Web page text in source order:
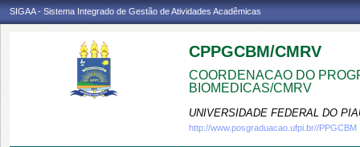
SIGAA - Sistema Integrado de Gestão de Atividades Acadêmicas
CPPGCBM/CMRV
COORDENACAO DO
BIOMEDICAS/CMRV
UNIVERSIDADE FEDERAL DO
http://www.posgraduacao.ufpi.br//PPGCBM